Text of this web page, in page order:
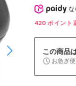
な
420 ポイント
この商品
お急ぎ